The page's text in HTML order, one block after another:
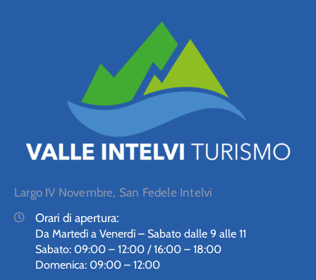
Largo IV Novembre, San Fedele Intelvi
Orari di apertura:
Da Martedì a Venerdì – Sabato dalle 9 alle 11
Sabato: 09:00 – 12:00 / 16:00 – 18:00
Domenica: 09:00 – 12:00